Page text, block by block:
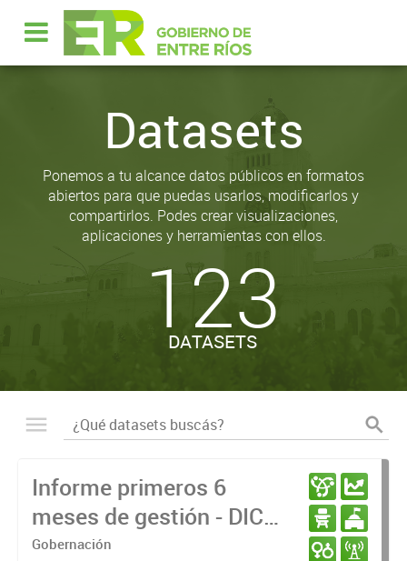
Datasets
Ponemos a tu alcance datos públicos en formatos
abiertos para que puedas usarlos, modificarlos y
compartirlos. Podes crear visualizaciones,
aplicaciones y herramientas con ellos.
123
DATASETS
Informe primeros 6
meses de gestión - DIC
23 / JUN 24
Gobernación